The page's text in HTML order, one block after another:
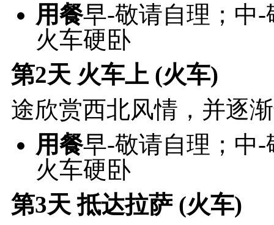
用餐早-敬请自理；中
火车硬卧
第2天 火车上 (火车)
途欣赏西北风情，并逐
用餐早-敬请自理；中
火车硬卧
第3天 抵达拉萨 (火车)